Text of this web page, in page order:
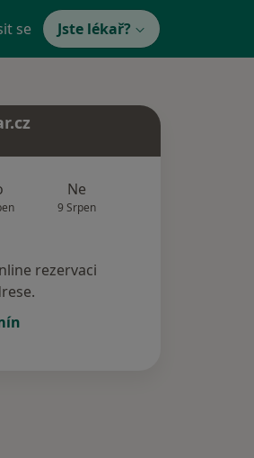
se Jste lékař?
Ne
9 Srpen
rezervaci